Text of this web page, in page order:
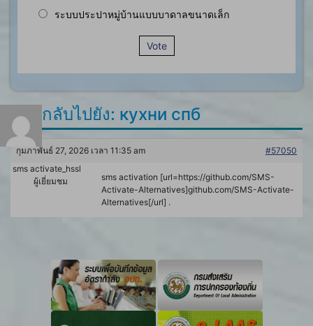
ระบบประปาหมู่บ้านแบบบาดาลขนาดเล็ก
Vote
ตอบกลับไปยัง: кухни спб
กุมภาพันธ์ 27, 2026 เวลา 11:35 am
#57050
sms activate_hssl
ผู้เยี่ยมชม
sms activation [url=https://github.com/SMS-
Activate-Alternatives]github.com/SMS-Activate-
Alternatives[/url] .